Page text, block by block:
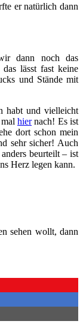
er natürlich dann
dann noch das
lässt fast keine
und Stände mit
habt und vielleicht
hiernach! Es ist
dort schon mein
sehr sicher! Auch
beurteilt – ist
Herz legen kann.
sehen wollt, dann